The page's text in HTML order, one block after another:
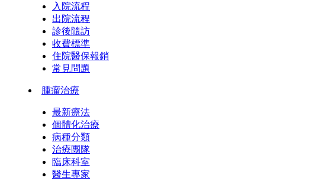
入院流程
出院流程
診後隨訪
收費標準
住院醫保報銷
常見問題
腫瘤治療
最新療法
個體化治療
病種分類
治療團隊
臨床科室
醫生專家